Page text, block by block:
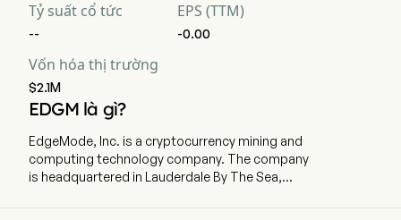
Tỷ suất cổ tức
--
EPS (TTM)
-0.00
Vốn hóa thị trường
$2.1M
EDGM là gì?
EdgeMode, Inc. is a cryptocurrency mining and
computing technology company. The company
is headquartered in Lauderdale By The Sea,